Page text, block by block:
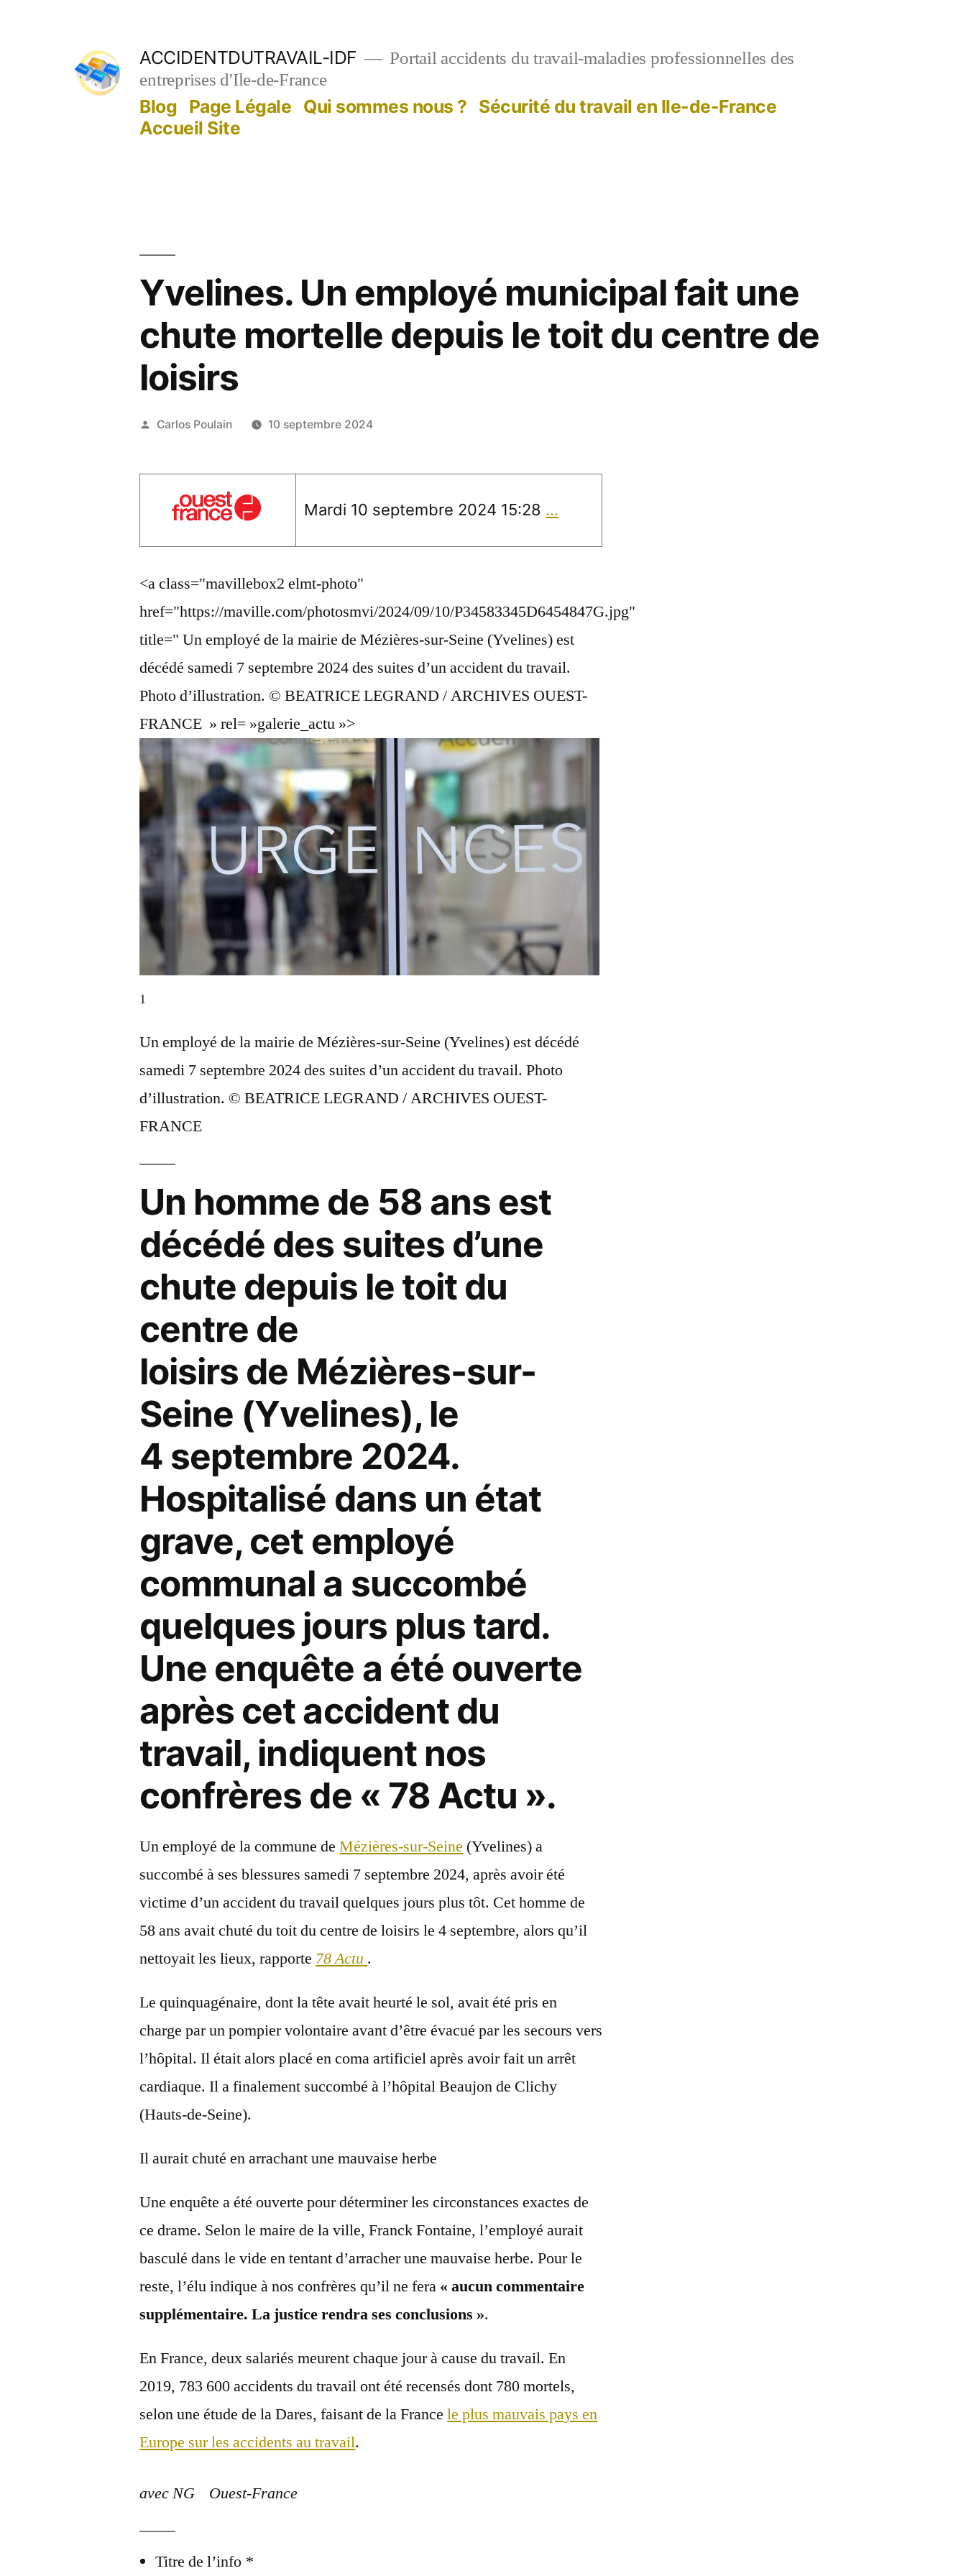
ACCIDENTDUTRAVAIL-IDF
Portail accidents du travail-maladies professionnelles des
entreprises d'Ile-de-France
Blog Page Légale Qui sommes nous ? Sécurité du travail en Ile-de-France
Accueil Site
Yvelines. Un employé municipal fait une
chute mortelle depuis le toit du centre de
loisirs
Publié
Carlos Poulain 10 septembre 2024
Mardi 10 septembre 2024 15:28 …
<a class="mavillebox2 elmt-photo"
href="https://maville.com/photosmvi/2024/09/10/P34583345D6454847G.jpg"
title=" Un employé de la mairie de Mézières-sur-Seine (Yvelines) est
décédé samedi 7 septembre 2024 des suites d’un accident du travail.
Photo d’illustration. © BEATRICE LEGRAND / ARCHIVES OUEST-
FRANCE » rel= »galerie_actu »>
1
Un employé de la mairie de Mézières-sur-Seine (Yvelines) est décédé
samedi 7 septembre 2024 des suites d’un accident du travail. Photo
d’illustration. © BEATRICE LEGRAND / ARCHIVES OUEST-
FRANCE
Un homme de 58 ans est
décédé des suites d’une
chute depuis le toit du
centre de
loisirs de Mézières-sur-
Seine (Yvelines), le
4 septembre 2024.
Hospitalisé dans un état
grave, cet employé
communal a succombé
quelques jours plus tard.
Une enquête a été ouverte
après cet accident du
travail, indiquent nos
confrères de « 78 Actu ».
Un employé de la commune deMézières-sur-Seine (Yvelines) a
succombé à ses blessures samedi 7 septembre 2024, après avoir été
victime d’un accident du travail quelques jours plus tôt. Cet homme de
58 ans avait chuté du toit du centre de loisirs le 4 septembre, alors qu’il
nettoyait les lieux, rapporte 78 Actu .
Le quinquagénaire, dont la tête avait heurté le sol, avait été pris en
charge par un pompier volontaire avant d’être évacué par les secours vers
l’hôpital. Il était alors placé en coma artificiel après avoir fait un arrêt
cardiaque. Il a finalement succombé à l’hôpital Beaujon de Clichy
(Hauts-de-Seine).
Il aurait chuté en arrachant une mauvaise herbe
Une enquête a été ouverte pour déterminer les circonstances exactes de
ce drame. Selon le maire de la ville, Franck Fontaine, l’employé aurait
basculé dans le vide en tentant d’arracher une mauvaise herbe. Pour le
reste, l’élu indique à nos confrères qu’il ne fera « aucun commentaire
supplémentaire. La justice rendra ses conclusions ».
En France, deux salariés meurent chaque jour à cause du travail. En
2019, 783 600 accidents du travail ont été recensés dont 780 mortels,
selon une étude de la Dares, faisant de la Francele plus mauvais pays en
Europe sur les accidents au travail.
avec NG Ouest-France
Titre de l’info *